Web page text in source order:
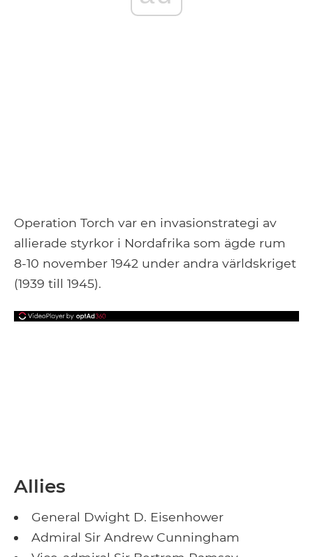
Operation Torch var en invasionstrategi av
allierade styrkor i Nordafrika som ägde rum
8-10 november 1942 under andra världskriget
(1939 till 1945).
Allies
General Dwight D. Eisenhower
Admiral Sir Andrew Cunningham